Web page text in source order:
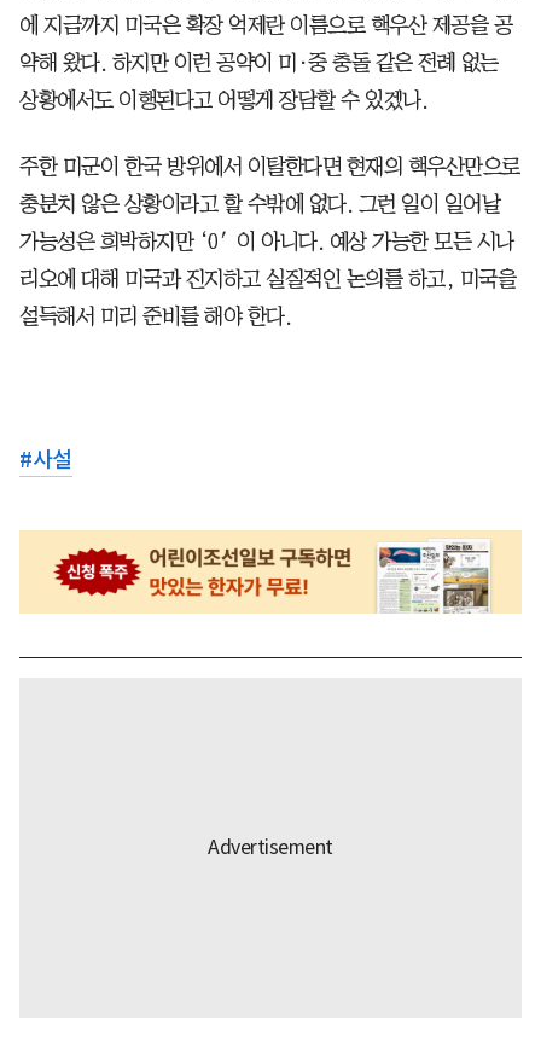
에 지금까지 미국은 확장 억제란 이름으로 핵우산 제공을 공
약해 왔다. 하지만 이런 공약이 미·중 충돌 같은 전례 없는
상황에서도 이행된다고 어떻게 장담할 수 있겠나.
주한 미군이 한국 방위에서 이탈한다면 현재의 핵우산만으로
충분치 않은 상황이라고 할 수밖에 없다. 그런 일이 일어날
가능성은 희박하지만 ‘0′이 아니다. 예상 가능한 모든 시나
리오에 대해 미국과 진지하고 실질적인 논의를 하고, 미국을
설득해서 미리 준비를 해야 한다.
#사설